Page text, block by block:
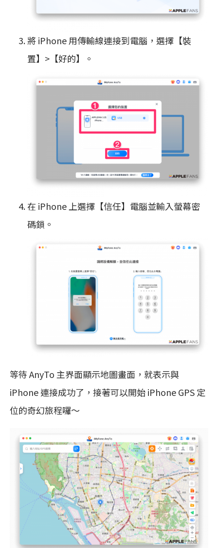
將 iPhone 用傳輸線連接到電腦，選擇【裝
置】>【好的】。
在 iPhone 上選擇【信任】電腦並輸入螢幕密
碼鎖。
等待 AnyTo 主界面顯示地圖畫面，就表示與
iPhone 連接成功了，接著可以開始 iPhone GPS 定
位的奇幻旅程囉～